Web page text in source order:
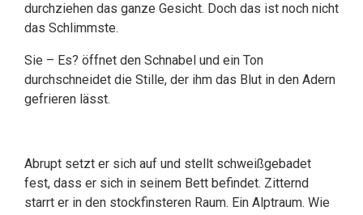
durchziehen das ganze Gesicht. Doch das ist noch nicht
das Schlimmste.
Sie – Es? öffnet den Schnabel und ein Ton
durchschneidet die Stille, der ihm das Blut in den Adern
gefrieren lässt.
Abrupt setzt er sich auf und stellt schweißgebadet
fest, dass er sich in seinem Bett befindet. Zitternd
starrt er in den stockfinsteren Raum. Ein Alptraum. Wie